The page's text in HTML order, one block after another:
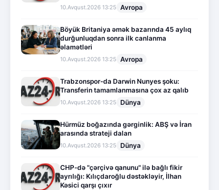
10.Avqust.2026 13:25 Avropa
Böyük Britaniya əmək bazarında 45 aylıq
durğunluqdan sonra ilk canlanma
əlamətləri
10.Avqust.2026 13:25 Avropa
Trabzonspor-da Darwin Nunyes şoku:
Transferin tamamlanmasına çox az qalıb
10.Avqust.2026 13:25 Dünya
Hürmüz boğazında gərginlik: ABŞ və İran
arasında strateji dalan
10.Avqust.2026 13:25 Dünya
CHP-də "çərçivə qanunu" ilə bağlı fikir
ayrılığı: Kılıçdaroğlu dəstəkləyir, İlhan
Kəsici qarşı çıxır